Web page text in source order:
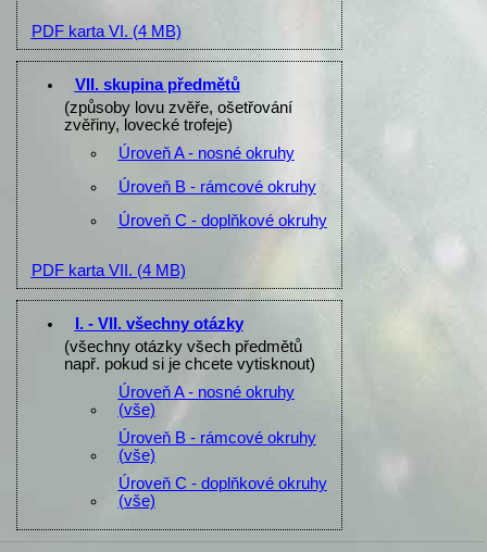
PDF karta VI. (4 MB)
VII. skupina předmětů
(způsoby lovu zvěře, ošetřování
zvěřiny, lovecké trofeje)
Úroveň A - nosné okruhy
Úroveň B - rámcové okruhy
Úroveň C - doplňkové okruhy
PDF karta VII. (4 MB)
I. - VII. všechny otázky
(všechny otázky všech předmětů
např. pokud si je chcete vytisknout)
Úroveň A - nosné okruhy
(vše)
Úroveň B - rámcové okruhy
(vše)
Úroveň C - doplňkové okruhy
(vše)